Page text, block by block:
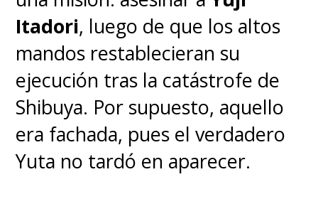
La muerte de "Portgas D. Ace"
en los brazos de su hermano
"Luffy" está en el podio de los
momentos más tristes que han
tenido lugar a lo largo del
Itadori, luego de que los altos
mandos restablecieran su
ejecución tras la catástrofe de
Shibuya. Por supuesto, aquello
era fachada, pues el verdadero
Yuta no tardó en aparecer.